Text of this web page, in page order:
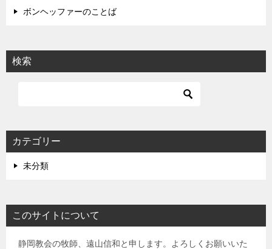
ボンヘッファーのことば
検索
カテゴリー
未分類
このサイトについて
静岡教会の牧師、遠山信和と申します。よろしくお願いいた